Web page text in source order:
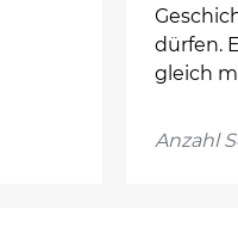
dürfen.
gleich
Anzahl